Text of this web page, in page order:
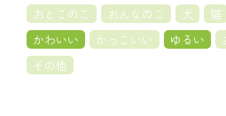
おとこのこ おんなのこ 犬 猫
かわいい
かっこいい ゆるい
その他